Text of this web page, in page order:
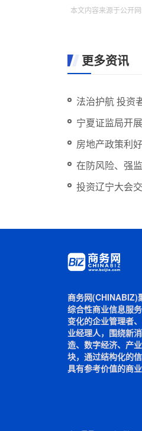
本文内容来源于公开
更多资讯
法治护航 投资
宁夏证监局开
房地产政策利
在防风险、强
投资辽宁大会
商务网(CHINABIZ)
综合性商业信息服
变化的企业管理者
业经理人，围绕新
造、数字经济、产
块，通过结构化的
具有参考价值的商